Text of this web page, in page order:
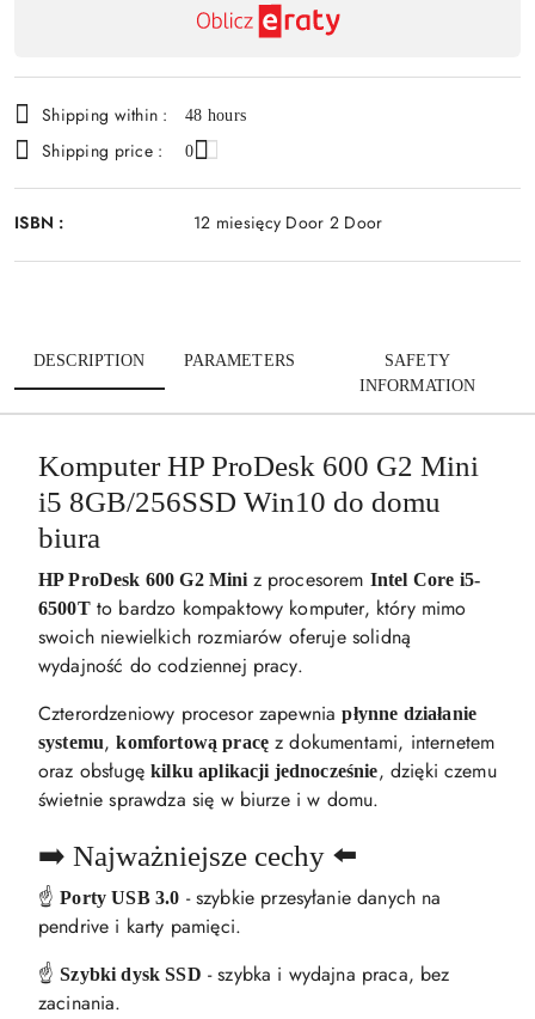
Shipping within : 48 hours
Shipping price : 0
ISBN : 12 miesięcy Door 2 Door
DESCRIPTION PARAMETERS
SAFETY
INFORMATION
Komputer HP ProDesk 600 G2 Mini
i5 8GB/256SSD Win10 do domu
biura
HP ProDesk 600 G2 Mini z procesorem Intel Core i5-
6500Tto bardzo kompaktowy komputer, który mimo
swoich niewielkich rozmiarów oferuje solidną
wydajność do codziennej pracy.
Czterordzeniowy procesor zapewniapłynne działanie
systemu,komfortową pracę z dokumentami, internetem
oraz obsługękilku aplikacji jednocześnie, dzięki czemu
świetnie sprawdza się w biurze i w domu.
➡️ Najważniejsze cechy ⬅️
☝️Porty USB 3.0 - szybkie przesyłanie danych na
pendrive i karty pamięci.
☝️Szybki dysk SSD - szybka i wydajna praca, bez
zacinania.